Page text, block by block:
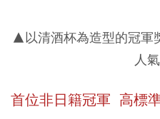
▲以清酒杯為造型的冠軍
人
首位非日籍冠軍 高標